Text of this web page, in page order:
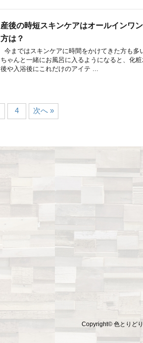
産後の時短スキンケアはオールインワ
方は？
今まではスキンケアに時間をかけてきた方も
ちゃんと一緒にお風呂に入るようになると、化
後や入浴後にこれだけのアイテ ...
4 次へ »
Copyright© 色とりど